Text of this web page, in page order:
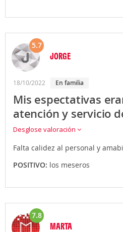
5.7
JORGE
18/10/2022 en familia
Mis espectativas
atención y servicio
Desglose valoración
Falta calidez al personal y
POSITIVO: los meseros
7.8
MARTA